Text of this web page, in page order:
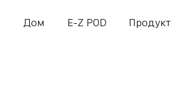
Дом E-Z POD Продукт